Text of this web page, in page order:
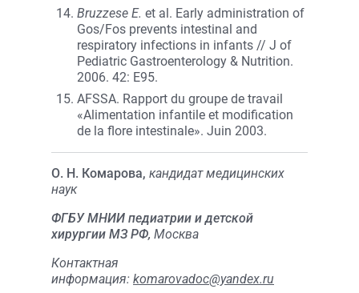
Bruzzese E. et al. Early administration of
Gos/Fos prevents intestinal and
respiratory infections in infants // J of
Pediatric Gastroenterology & Nutrition.
2006. 42: E95.
AFSSA. Rapport du groupe de travail
«Alimentation infantile et modification
de la flore intestinale». Juin 2003.
О. Н. Комарова, кандидат медицинских
наук
ФГБУ МНИИ педиатрии и детской
хирургии МЗ РФ, Москва
Контактная
информация: komarovadoc@yandex.ru